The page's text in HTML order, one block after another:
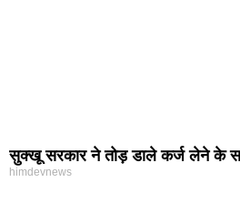
सुक्खू सरकार ने तोड़ डाले कर्ज लेने के
himdevnews